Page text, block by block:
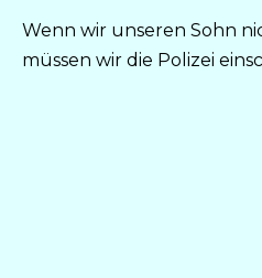
Wenn wir unseren Sohn
müssen wir die Polizei